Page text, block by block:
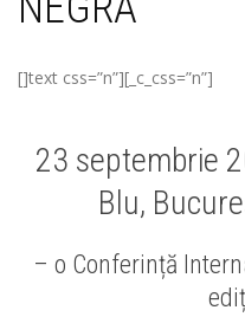
[]text css=”n”][_c_css=”n”]
23 septembrie
Blu,
– o Conferință